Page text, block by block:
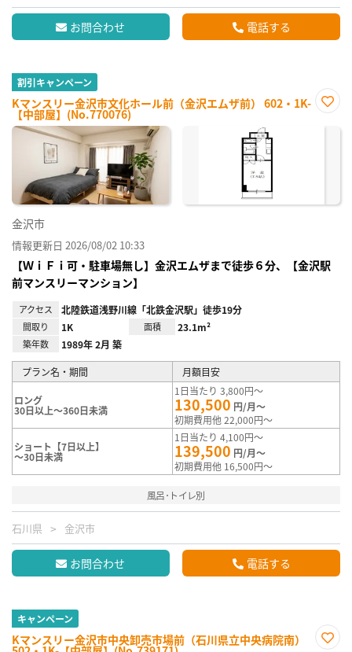
お問合わせ 電話する
割引キャンペーン
Kマンスリー金沢市文化ホール前（金沢エムザ前） 602・1K-
【中部屋】(No.770076)
に入
金沢市
情報更新日 2026/08/02 10:33
【ＷｉＦｉ可・駐車場無し】金沢エムザまで徒歩６分、【金沢駅
前マンスリーマンション】
アクセス 北陸鉄道浅野川線「北鉄金沢駅」徒歩19分
間取り 1K 面積 23.1m²
築年数 1989年 2月 築
プラン名・期間 月額目安
ロング
30日以上～360日未満
1日当たり 3,800円～
130,500 円/月～
初期費用他 22,000円～
ショート【7日以上】
～30日未満
1日当たり 4,100円～
139,500 円/月～
初期費用他 16,500円～
風呂･トイレ別
石川県 金沢市
お問合わせ 電話する
キャンペーン
Kマンスリー金沢市中央卸売市場前（石川県立中央病院南）